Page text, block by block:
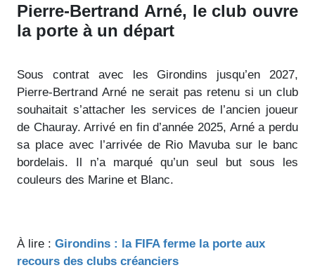
Pierre-Bertrand Arné, le club ouvre
la porte à un départ
Sous contrat avec les Girondins jusqu’en 2027,
Pierre-Bertrand Arné ne serait pas retenu si un club
souhaitait s’attacher les services de l’ancien joueur
de Chauray. Arrivé en fin d’année 2025, Arné a perdu
sa place avec l’arrivée de Rio Mavuba sur le banc
bordelais. Il n’a marqué qu’un seul but sous les
couleurs des Marine et Blanc.
À lire : Girondins : la FIFA ferme la porte aux
recours des clubs créanciers